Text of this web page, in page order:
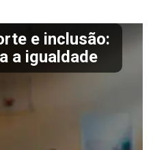
e inclusão:
a igualdade